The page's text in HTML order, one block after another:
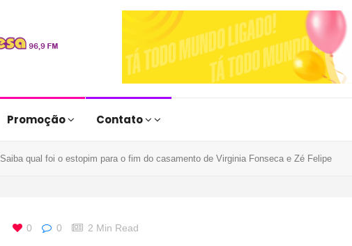
Promoção Contato
Saiba qual foi o estopim para o fim do casamento de Virginia Fonseca e Zé Felipe
0 0 2 Min Read